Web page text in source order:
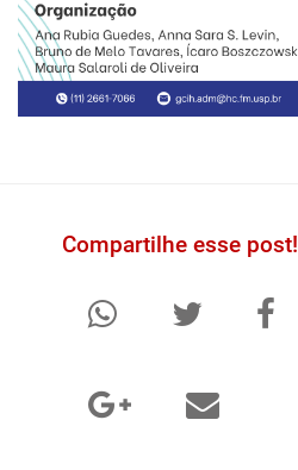
Compartilhe esse post!